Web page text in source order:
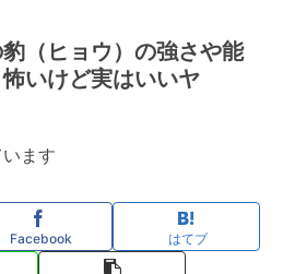
（ヒョウ）の強さや能
いけど実はいいヤ
ます
Facebook はてブ